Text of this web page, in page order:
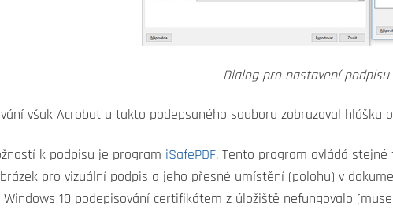
Dialog pro nastavení podpisu
však Acrobat u takto podepsaného souboru zobrazoval hlášku
k podpisu je program iSafePDF. Tento program ovládá
pro vizuální podpis a jeho přesné umístění (polohu) v
10 podepisování certifikátem z úložiště nefungovalo